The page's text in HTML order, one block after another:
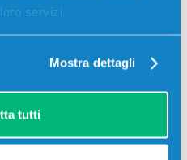
servizi.
Mostra dettagli
tutti